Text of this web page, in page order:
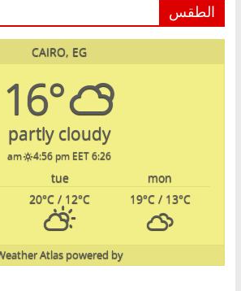
الطقس
CAIRO, EG
16°
partly cloudy
6:26 am
4:56 pm EET
mon
tue
19°C/ 13°C
20°C / 12°C
powered by
Atlas